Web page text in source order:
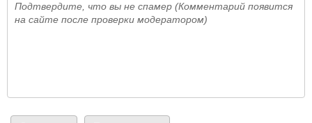
Подтвердите, что вы не спамер (Комментарий появится
на сайте после проверки модератором)